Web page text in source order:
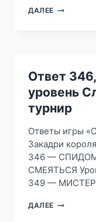
ДАЛЕЕ ОТВЕТ
УРОВЕНЬ
СЛОВА
ТУРНИР
Ответ
уровень
турнир
Ответы игры
Закадри
346 —
СМЕЯТЬСЯ
349 — МИСТЕР
ДАЛЕЕ ОТВЕТ